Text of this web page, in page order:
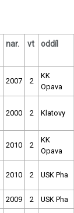
nar. vt oddíl
2007 2
KK
Opava
2000 2 Klatovy
2010 2
KK
Opava
2010 2 USK Pha
2009 2 USK Pha